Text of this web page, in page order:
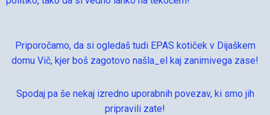
Priporočamo, da si ogledaš tudi EPAS kotiček v Dijaškem
domu Vič, kjer boš zagotovo našla_el kaj zanimivega zase!
Spodaj pa še nekaj izredno uporabnih povezav, ki smo jih
pripravili zate!